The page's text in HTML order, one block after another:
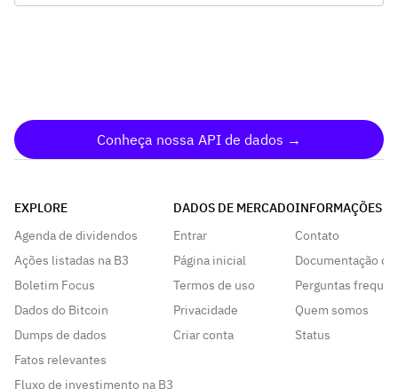
Conheça nossa API de dados →
EXPLORE
Agenda de dividendos
Ações listadas na B3
Boletim Focus
Dados do Bitcoin
Dumps de dados
Fatos relevantes
Fluxo de investimento na B3
DADOS DE MERCADO
Entrar
Página inicial
Termos de uso
Privacidade
Criar conta
INFORMAÇÕES
Contato
Documentação da
Perguntas
Quem somos
Status